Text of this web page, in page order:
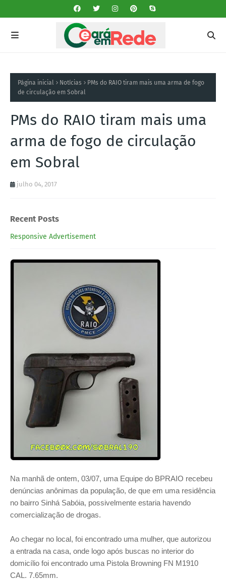
Página inicial Notícias
PMs do RAIO tiram mais uma arma de fogo
de circulação em Sobral
PMs do RAIO tiram mais uma
arma de fogo de circulação
em Sobral
julho 04, 2017
Recent Posts
Responsive Advertisement
Na manhã de ontem, 03/07, uma Equipe do BPRAIO recebeu
denúncias anônimas da população, de que em uma residência
no bairro Sinhá Sabóia, possivelmente estaria havendo
comercialização de drogas.
Ao chegar no local, foi encontrado uma mulher, que autorizou
a entrada na casa, onde logo após buscas no interior do
domicílio foi encontrado uma Pistola Browning FN M1910
CAL. 7.65mm.